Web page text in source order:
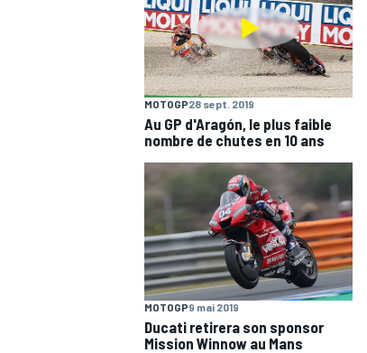
MOTOGP28 sept. 2019
Au GP d'Aragón, le plus faible
nombre de chutes en 10 ans
MOTOGP9 mai 2019
Ducati retirera son sponsor
Mission Winnow au Mans